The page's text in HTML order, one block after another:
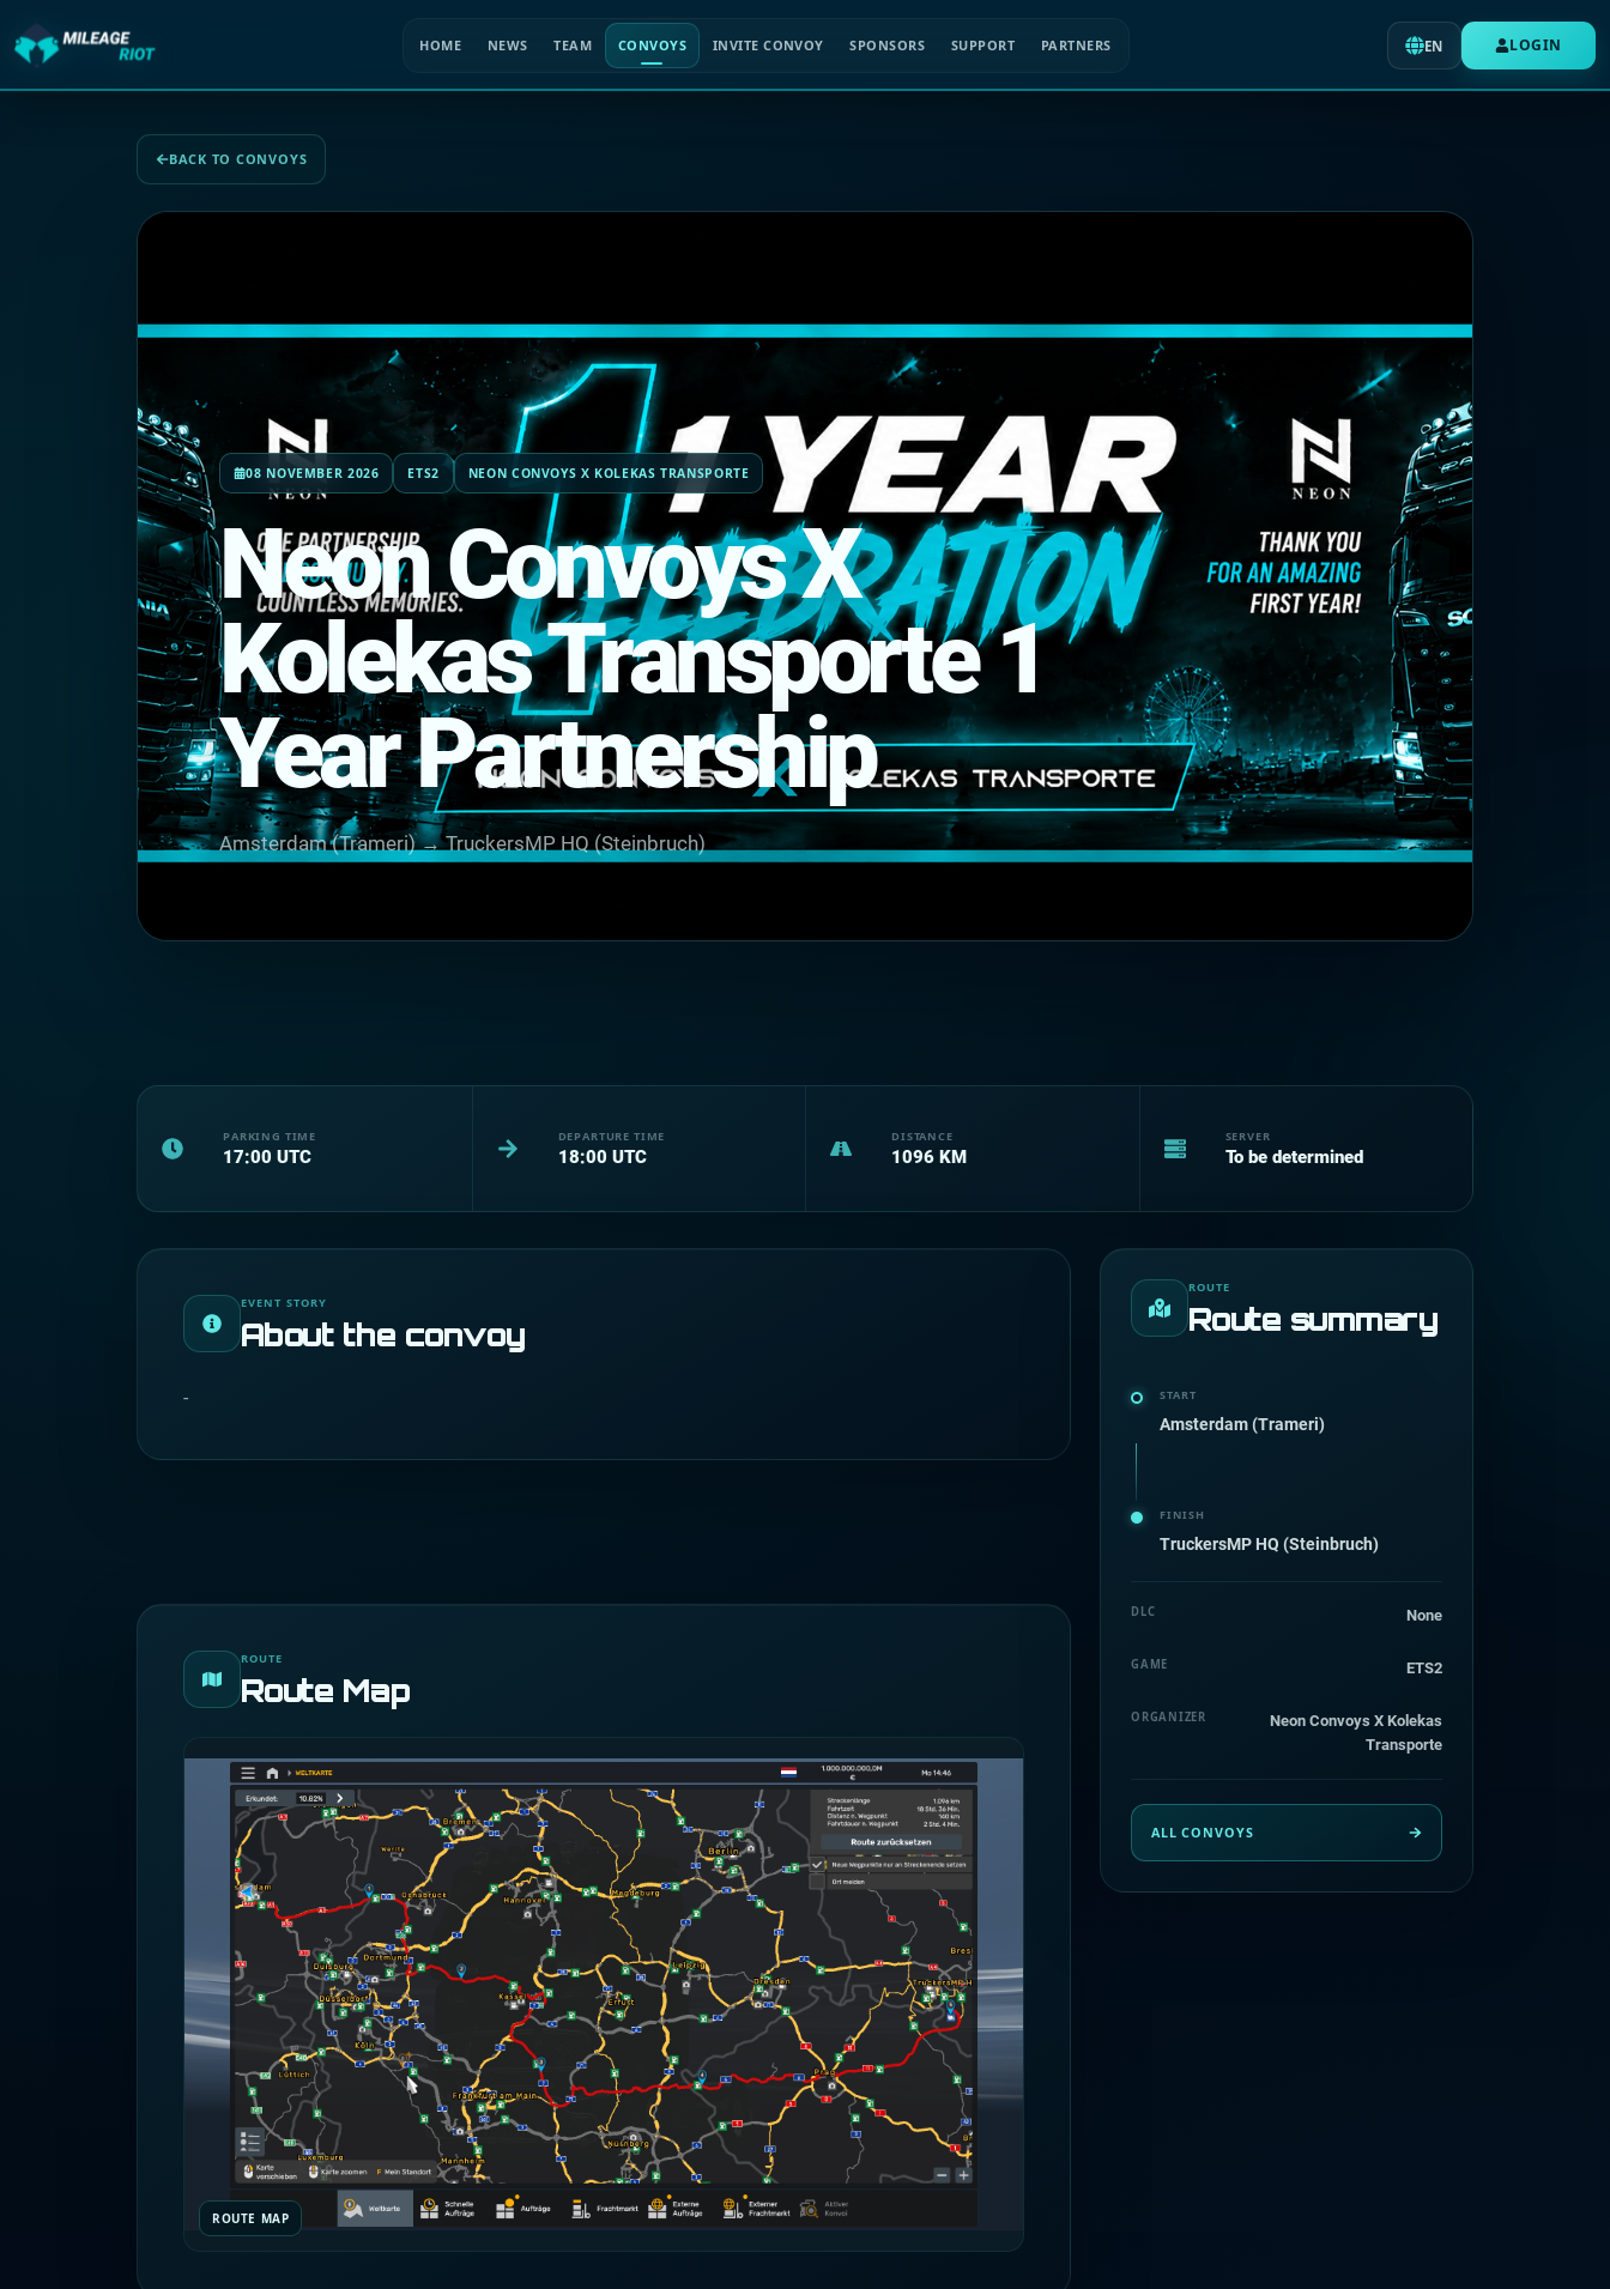
BACK TO CONVOYS
08 NOVEMBER 2026 ETS2 NEON CONVOYS X KOLEKAS TRANSPORTE
Neon Convoys X
Kolekas Transporte 1
Year Partnership
Amsterdam (Trameri) → TruckersMP HQ (Steinbruch)
PARKING TIME
17:00 UTC
DEPARTURE TIME
18:00 UTC
DISTANCE
1096 KM
SERVER
To be determined
EVENT STORY
About the convoy
-
ROUTE
Route Map
ROUTE MAP
ROUTE
Route summary
START
Amsterdam (Trameri)
FINISH
TruckersMP HQ (Steinbruch)
DLC None
GAME ETS2
ORGANIZER
Neon Convoys X Kolekas
Transporte
ALL CONVOYS
HOME NEWS TEAM CONVOYS INVITE CONVOY SPONSORS SUPPORT PARTNERS EN LOGIN